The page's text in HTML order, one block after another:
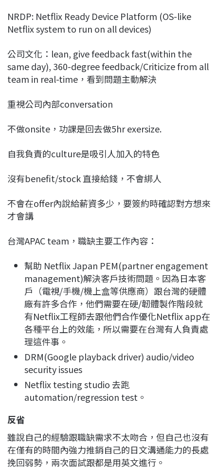
NRDP: Netflix Ready Device Platform (OS-like
Netflix system to run on all devices)
公司文化：lean, give feedback fast(within the
same day), 360-degree feedback/Criticize from all
team in real-time，看到問題主動解決
重視公司內部conversation
不做onsite，功課是回去做5hr exersize.
自我負責的culture是吸引人加入的特色
沒有benefit/stock 直接給錢，不會綁人
不會在offer內說給薪資多少，要簽約時確認對方想來
才會講
台灣APAC team，職缺主要工作內容：
幫助 Netflix Japan PEM(partner engagement
management)解決客戶技術問題。因為日本客
戶（電視/手機/機上盒等供應商）跟台灣的硬體
廠有許多合作，他們需要在硬/韌體製作階段就
有Netflix工程師去跟他們合作優化Netflix app在
各種平台上的效能，所以需要在台灣有人負責處
理這件事。
DRM(Google playback driver) audio/video
security issues
Netflix testing studio 去跑
automation/regression test。
反省
雖說自己的經驗跟職缺需求不太吻合，但自己也沒有
在僅有的時間內強力推銷自己的日文溝通能力的長處
挽回弱勢，兩次面試跟都是用英文進行。